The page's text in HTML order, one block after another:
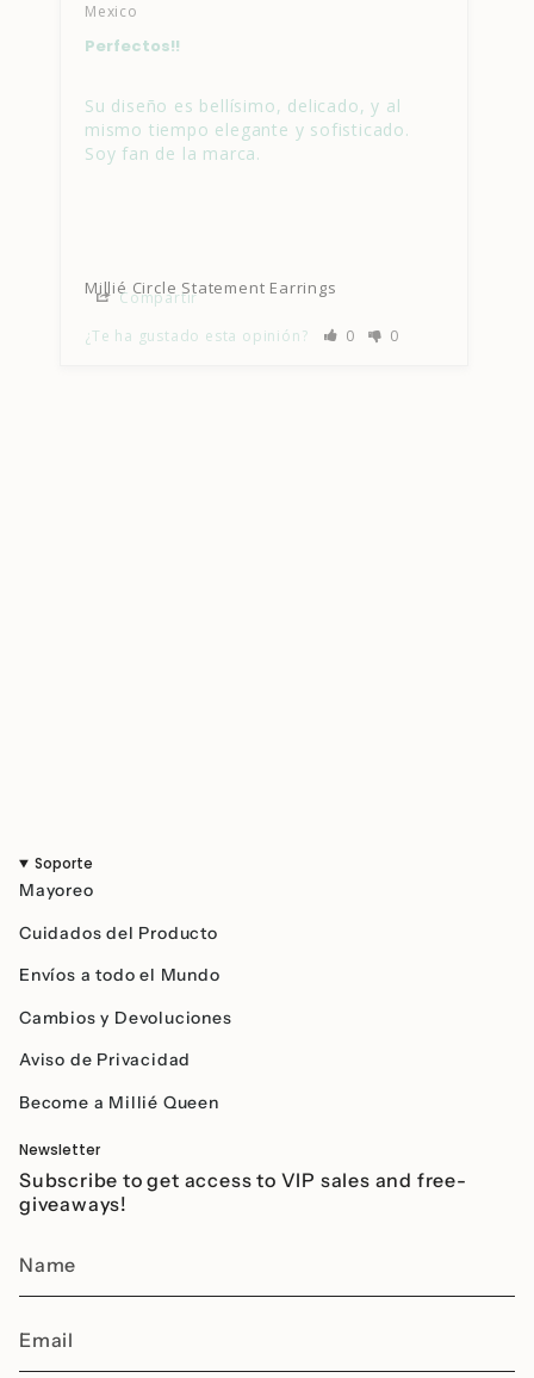
Mexico
Perfectos!!
Su diseño es bellísimo, delicado, y al
mismo tiempo elegante y sofisticado.
Soy fan de la marca.
Millié Circle Statement Earrings
Compartir
¿Te ha gustado esta opinión?
0 0
Soporte
Mayoreo
Cuidados del Producto
Envíos a todo el Mundo
Cambios y Devoluciones
Aviso de Privacidad
Become a Millié Queen
Newsletter
Subscribe to get access to VIP sales and free-
giveaways!